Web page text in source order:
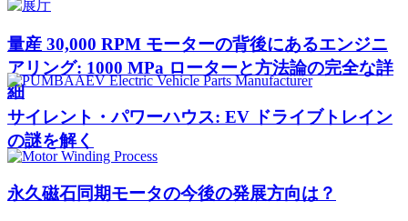
量産 30,000 RPM モーターの背後にあるエンジニ
アリング: 1000 MPa ローターと方法論の完全な詳
細
サイレント・パワーハウス: EV ドライブトレイン
の謎を解く
永久磁石同期モータの今後の発展方向は？